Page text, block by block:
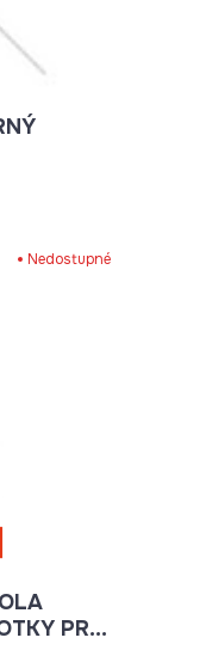
Nedostupné
PRE